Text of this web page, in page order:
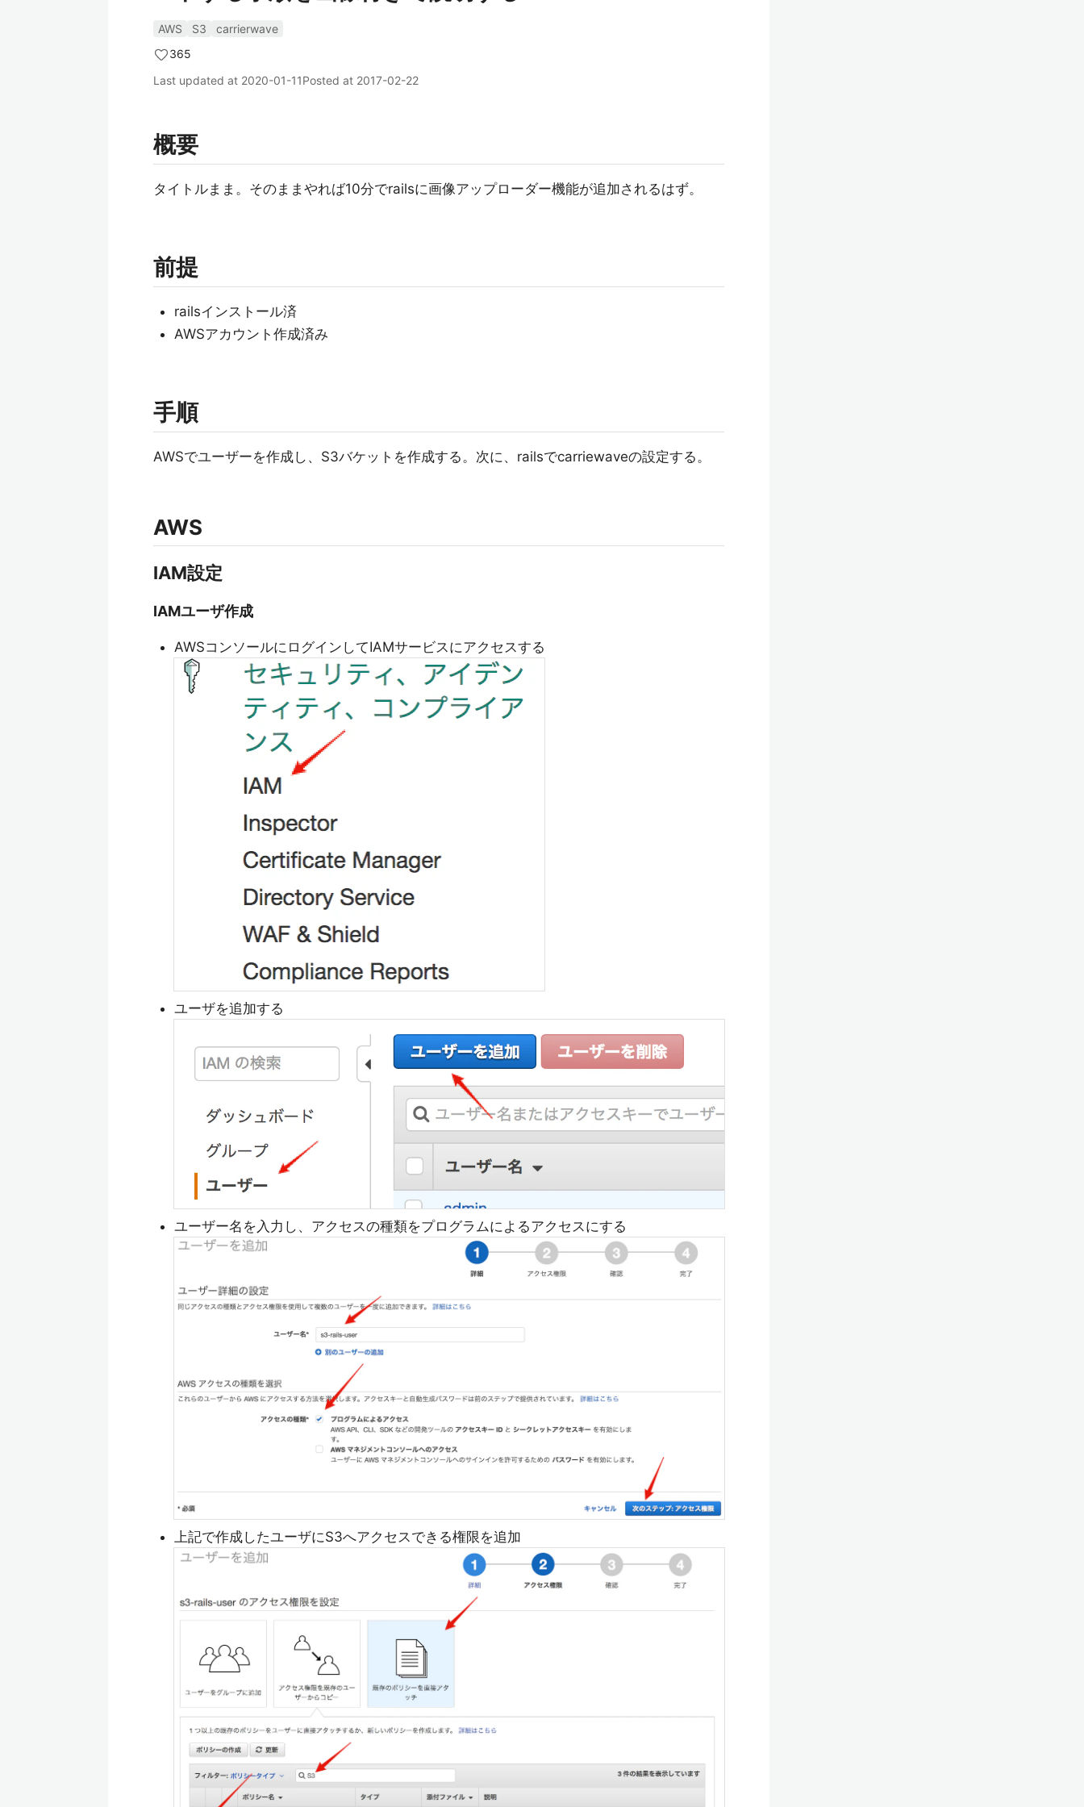
AWS S3
carrierwave
365
Last updated at 2020-01-11Posted at 2017-02-22
概要
タイトルまま。そのままやれば10分でrailsに画像アップローダー機能が追加されるはず。
前提
railsインストール済
AWSアカウント作成済み
手順
AWSでユーザーを作成し、S3バケットを作成する。次に、railsでcarriewaveの設定する。
AWS
IAM設定
IAMユーザ作成
AWSコンソールにログインしてIAMサービスにアクセスする
ユーザを追加する
ユーザー名を入力し、アクセスの種類をプログラムによるアクセスにする
上記で作成したユーザにS3へアクセスできる権限を追加